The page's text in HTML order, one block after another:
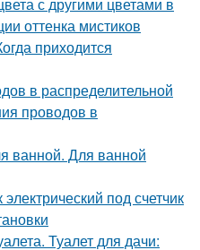
с другими цветами в
оттенка мистиков
приходится
в распределительной
проводов в
ванной. Для ванной
под счетчик
Туалет для дачи: